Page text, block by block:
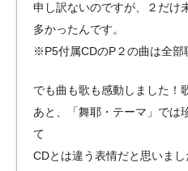
申し訳ないのですが、２だけ
多かったんです。
※P5付属CDのP２の曲は全部
でも曲も歌も感動しました！
あと、「舞耶・テーマ」では
て
CDとは違う表情だと思いまし